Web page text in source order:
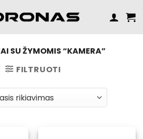
SU ŽYMOMIS “KAMERA”
FILTRUOTI